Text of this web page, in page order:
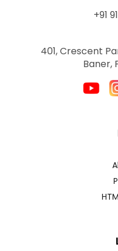
+91
401, Crescent
Baner,